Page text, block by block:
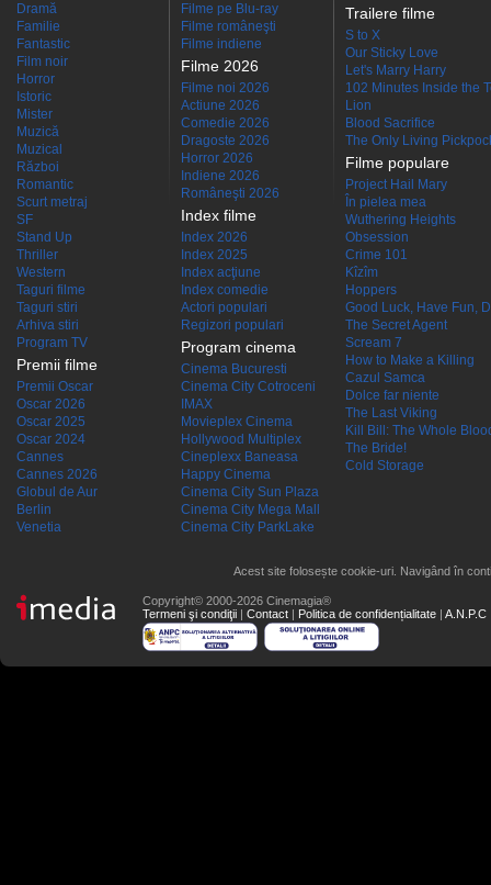
Dramă
Familie
Fantastic
Film noir
Horror
Istoric
Mister
Muzică
Muzical
Război
Romantic
Scurt metraj
SF
Stand Up
Thriller
Western
Taguri filme
Taguri stiri
Arhiva stiri
Program TV
Premii filme
Premii Oscar
Oscar 2026
Oscar 2025
Oscar 2024
Cannes
Cannes 2026
Globul de Aur
Berlin
Venetia
Filme pe Blu-ray
Filme româneşti
Filme indiene
Filme 2026
Filme noi 2026
Actiune 2026
Comedie 2026
Dragoste 2026
Horror 2026
Indiene 2026
Româneşti 2026
Index filme
Index 2026
Index 2025
Index acţiune
Index comedie
Actori populari
Regizori populari
Program cinema
Cinema Bucuresti
Cinema City Cotroceni
IMAX
Movieplex Cinema
Hollywood Multiplex
Cineplexx Baneasa
Happy Cinema
Cinema City Sun Plaza
Cinema City Mega Mall
Cinema City ParkLake
Trailere filme
S to X
Our Sticky Love
Let's Marry Harry
102 Minutes Inside the
Lion
Blood Sacrifice
The Only Living
Filme populare
Project Hail Mary
În pielea mea
Wuthering Heights
Obsession
Crime 101
Kîzîm
Hoppers
Good Luck, Have Fun,
The Secret Agent
Scream 7
How to Make a Killing
Cazul Samca
Dolce far niente
The Last Viking
Kill Bill: The Whole
The Bride!
Cold Storage
Acest site folosește cookie-uri. Navigând în
Copyright© 2000-2026 Cinemagia®
Termeni şi condiţii | Contact | Politica de confidențialitate | A.N.P.C